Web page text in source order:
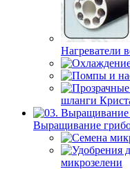
Нагреватели
шланги
Выращивание
микрозелени